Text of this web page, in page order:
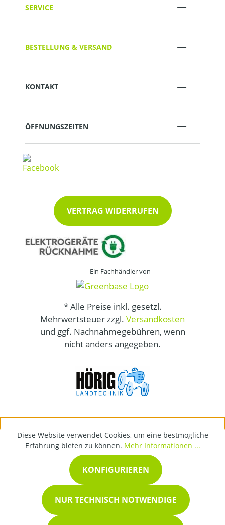
SERVICE
BESTELLUNG & VERSAND
KONTAKT
ÖFFNUNGSZEITEN
VERTRAG WIDERRUFEN
Ein Fachhändler von
* Alle Preise inkl. gesetzl.
Mehrwertsteuer zzgl. Versandkosten
und ggf. Nachnahmegebühren, wenn
nicht anders angegeben.
Diese Website verwendet Cookies, um eine bestmögliche
Erfahrung bieten zu können. Mehr Informationen ...
NUR TECHNISCH NOTWENDIGE
KONFIGURIEREN